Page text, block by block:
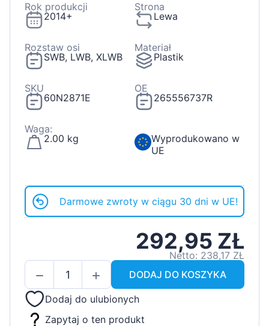
Rok produkcji
2014+
Strona
Lewa
Rozstaw osi
SWB, LWB, XLWB
Materiał
Plastik
SKU
60N2871E
OE
265556737R
Waga:
2.00 kg
Wyprodukowano w
UE
Darmowe zwroty w ciągu 30 dni w UE!
292,95 ZŁ
Netto: 238,17 ZŁ
DODAJ DO KOSZYKA
Dodaj do ulubionych
Zapytaj o ten produkt